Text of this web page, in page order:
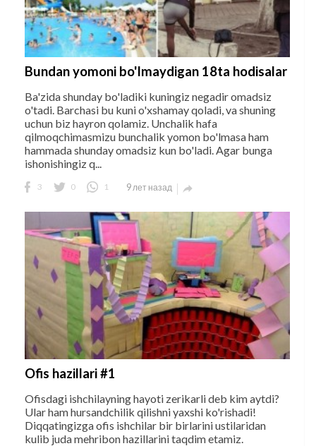
Bundan yomoni bo'lmaydigan 18ta hodisalar
Ba'zida shunday bo'ladiki kuningiz negadir omadsiz
o'tadi. Barchasi bu kuni o'xshamay qoladi, va shuning
uchun biz hayron qolamiz. Unchalik hafa
qilmoqchimasmizu bunchalik yomon bo'lmasa ham
hammada shunday omadsiz kun bo'ladi. Agar bunga
ishonishingiz q...
3 0 1 9 лет назад 
Ofis hazillari #1
Ofisdagi ishchilayning hayoti zerikarli deb kim aytdi?
Ular ham hursandchilik qilishni yaxshi ko'rishadi!
Diqqatingizga ofis ishchilar bir birlarini ustilaridan
kulib juda mehribon hazillarini taqdim etamiz.